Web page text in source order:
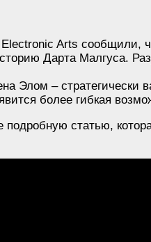
Arts сообщили,
Дарта Малгуса.
Элом – стратегически
более гибкая
подробную статью,